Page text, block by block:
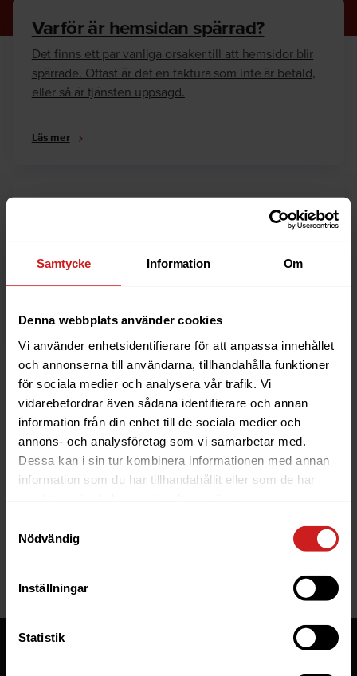
Samtycke Information Om
Denna webbplats använder cookies
Vi använder enhetsidentifierare för att anpassa innehållet
och annonserna till användarna, tillhandahålla funktioner
för sociala medier och analysera vår trafik. Vi
vidarebefordrar även sådana identifierare och annan
information från din enhet till de sociala medier och
annons- och analysföretag som vi samarbetar med.
Dessa kan i sin tur kombinera informationen med annan
information som du har tillhandahållit eller som de har
Nödvändig
Inställningar
Statistik
Varför är hemsidan spärrad?
Det finns ett par vanliga orsaker till att hemsidor blir
spärrade. Oftast är det en faktura som inte är betald,
eller så är tjänsten uppsagd.
Läs mer
Är du ägare till hemsidan eller domännamnet så har
anledningarna till varför en hemsida är spärrad.
Läs mer
The website you were trying to
reach has been suspended
If you are the owner of this website or domain please
read
website to be suspended.